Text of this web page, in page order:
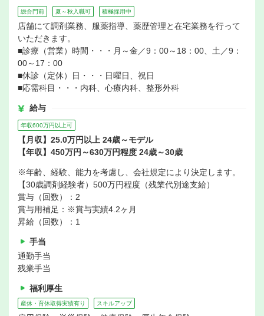
総合門前 夏～秋入職可 積極採用中
店舗にて調剤業務、服薬指導、薬歴管理と在宅業務を行って
いただきます。
■診療（営業）時間・・・月～金／9：00～18：00、土／9：
00～17：00
■休診（定休）日・・・日曜日、祝日
■応需科目・・・内科、心療内科、整形外科
給与
年収600万円以上可
【月収】25.0万円以上 24歳～モデル
【年収】450万円～630万円程度 24歳～30歳
※年齢、経験、能力を考慮し、会社規定により決定します。
【30歳調剤経験者）500万円程度（残業代別途支給）
賞与（回数）：2
賞与用補足：※賞与実績4.2ヶ月
昇給（回数）：1
手当
通勤手当
残業手当
福利厚生
産休・育休取得実績有り スキルアップ